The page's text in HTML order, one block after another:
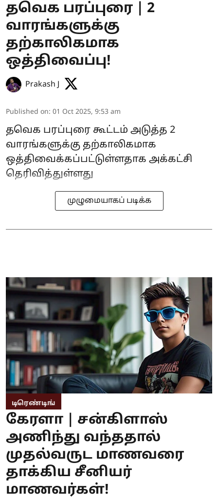
தவெக பரப்புரை | 2
வாரங்களுக்கு
தற்காலிகமாக
ஒத்திவைப்பு!
Prakash J
Published on: 01 Oct 2025, 9:53 am
தவெக பரப்புரை கூட்டம் அடுத்த 2
வாரங்களுக்கு தற்காலிகமாக
ஒத்திவைக்கப்பட்டுள்ளதாக அக்கட்சி
தெரிவித்துள்ளது
முழுமையாகப் படிக்க
டிரெண்டிங்
கேரளா | சன்கிளாஸ்
அணிந்து வந்ததால்
முதல்வருட மாணவரை
தாக்கிய சீனியர்
மாணவர்கள்!